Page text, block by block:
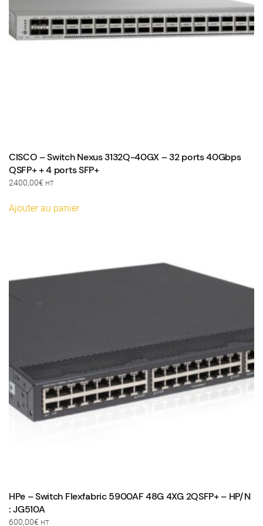
CISCO – Switch Nexus 3132Q-40GX – 32 ports 40Gbps
QSFP+ + 4 ports SFP+
2400,00€ HT
Ajouter au panier
HPe – Switch Flexfabric 5900AF 48G 4XG 2QSFP+ – HP/N
: JG510A
600,00€ HT